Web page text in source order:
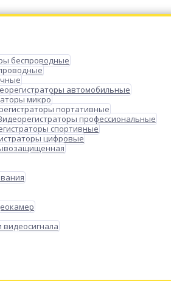
беспроводные
автомобильные
микро
портативные
профессиональные
спортивные
цифровые